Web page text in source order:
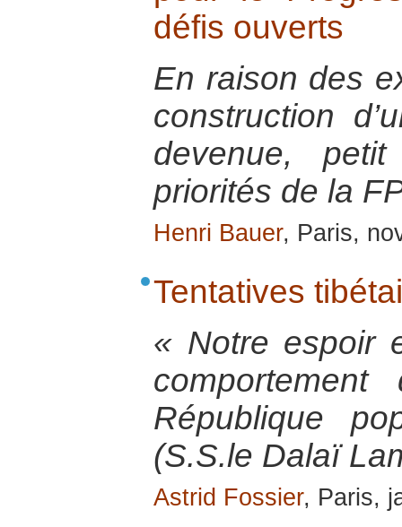
défis ouverts
En raison des
construction
devenue,
priorités de la
Henri Bauer, Paris,
Tentatives
« Notre espoir
République
(S.S.le Dalaï
Astrid Fossier, Paris,